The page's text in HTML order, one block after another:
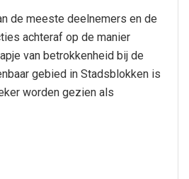
de meeste deelnemers en de
achteraf op de manier
van betrokkenheid bij de
gebied in Stadsblokken is
worden gezien als